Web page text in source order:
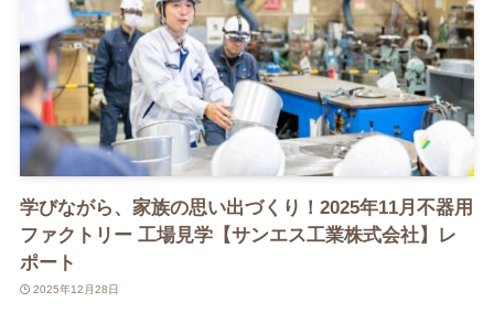
学びながら、家族の思い出づくり！2025年11月不器用
ファクトリー 工場見学【サンエス工業株式会社】レ
ポート
2025年12月28日